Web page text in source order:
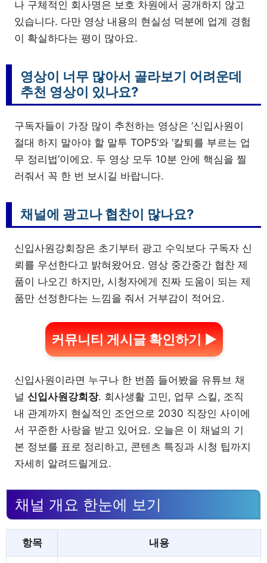
나 구체적인 회사명은 보호 차원에서 공개하지 않고
있습니다. 다만 영상 내용의 현실성 덕분에 업계 경험
이 확실하다는 평이 많아요.
영상이 너무 많아서 골라보기 어려운데
추천 영상이 있나요?
구독자들이 가장 많이 추천하는 영상은 ‘신입사원이
절대 하지 말아야 할 말투 TOP5’와 ‘칼퇴를 부르는 업
무 정리법’이에요. 두 영상 모두 10분 안에 핵심을 찔
러줘서 꼭 한 번 보시길 바랍니다.
채널에 광고나 협찬이 많나요?
신입사원강회장은 초기부터 광고 수익보다 구독자 신
뢰를 우선한다고 밝혀왔어요. 영상 중간중간 협찬 제
품이 나오긴 하지만, 시청자에게 진짜 도움이 되는 제
품만 선정한다는 느낌을 줘서 거부감이 적어요.
커뮤니티 게시글 확인하기 ▶
신입사원이라면 누구나 한 번쯤 들어봤을 유튜브 채
널 신입사원강회장. 회사생활 고민, 업무 스킬, 조직
내 관계까지 현실적인 조언으로 2030 직장인 사이에
서 꾸준한 사랑을 받고 있어요. 오늘은 이 채널의 기
본 정보를 표로 정리하고, 콘텐츠 특징과 시청 팁까지
자세히 알려드릴게요.
채널 개요 한눈에 보기
항목 내용